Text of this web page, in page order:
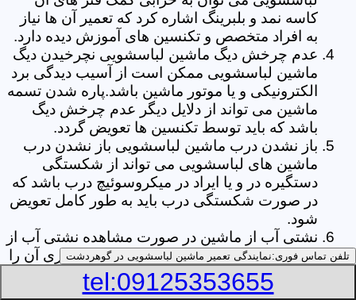
کاسه نمد و بلبرینگ اشاره کرد که تعمیر آن ها نیاز
به افراد متخصص و تکنسین های آموزش دیده دارد.
عدم چرخش دیگ ماشین لباسشویی نچرخیدن دیگ
ماشین لباسشویی ممکن است از آسیب دیدگی برد
الکترونیکی و یا موتور ماشین باشد.پاره شدن تسمه
ماشین می تواند از دلایل دیگر عدم چرخش دیگ
باشد که باید توسط تکنسین ها تعویض گردد.
باز نشدن درب ماشین لباسشویی باز نشدن درب
ماشین های لباسشویی می تواند از شکستگی
دستگیره در و یا ایراد در میکروسوئیچ درب باشد که
در صورت شکستگی درب باید به طور کامل تعویض
شود.
نشتی آب از ماشین در صورت مشاهده نشتی آب از
ماشین لباسشویی خود ابتدا قسمت جا پودری آن را
چک نمایید و از پر نبودن پودر در آن اطمینان حاصل
کنید.زیرا گاهی اوقات نشتی آب می تواند از پر بودن
تلفن تماس فوری:نمایندگی تعمیر ماشین لباسشویی در گوهردشت
tel:09125353655